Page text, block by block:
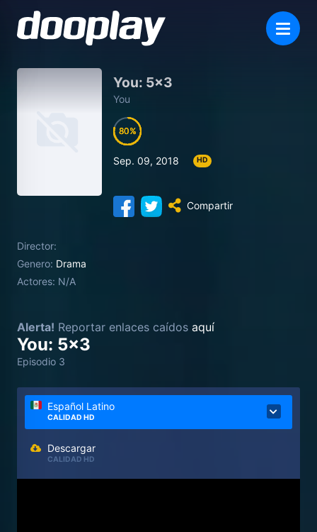
You: 5×3
You
80
80
80
80
Sep. 09, 2018 HD
Compartir
Director:
Genero: Drama
Actores: N/A
Alerta! Reportar enlaces caídos aquí
You: 5x3
Episodio 3
Español Latino
CALIDAD HD
Descargar
CALIDAD HD